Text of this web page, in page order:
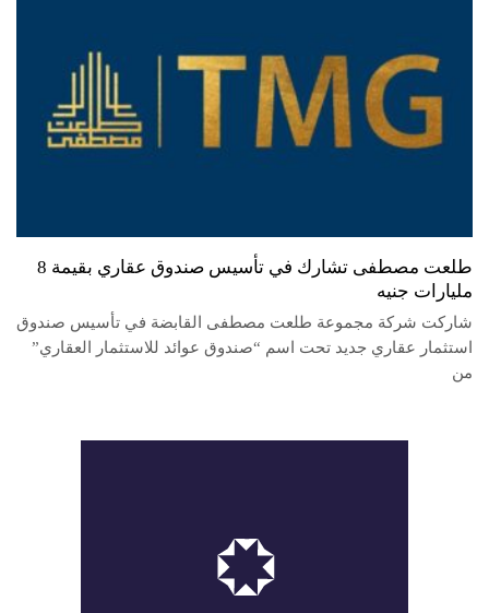
طلعت مصطفى تشارك في تأسيس صندوق عقاري بقيمة 8
مليارات جنيه
شاركت شركة مجموعة طلعت مصطفى القابضة في تأسيس صندوق
استثمار عقاري جديد تحت اسم “صندوق عوائد للاستثمار العقاري”
من